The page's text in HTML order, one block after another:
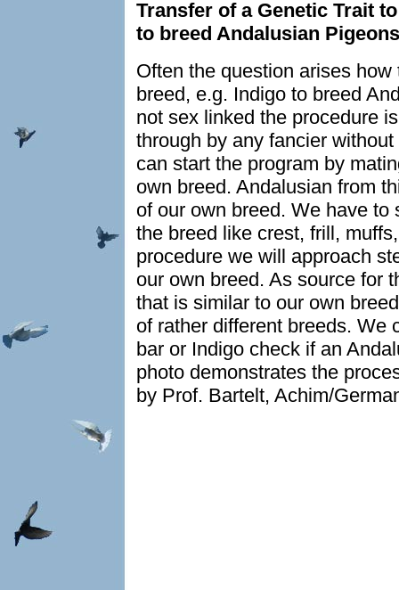
Transfer of a Genetic Trait
to breed Andalusian Pigeons
Often the question arises
breed, e.g. Indigo to breed
not sex linked the procedure
through by any fancier
can start the program by
own breed. Andalusian from
of our own breed. We have
the breed like crest, frill,
procedure we will approach
our own breed. As source for
that is similar to our own
of rather different breeds. We
bar or Indigo check if an
photo demonstrates the
by Prof. Bartelt, Achim/